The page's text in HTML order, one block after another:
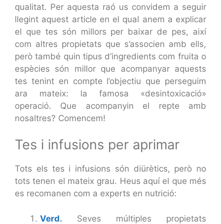
qualitat. Per aquesta raó us convidem a seguir
llegint aquest article en el qual anem a explicar
el que tes són millors per baixar de pes, així
com altres propietats que s’associen amb ells,
però també quin tipus d’ingredients com fruita o
espècies són millor que acompanyar aquests
tes tenint en compte l’objectiu que perseguim
ara mateix: la famosa «desintoxicació»
operació. Que acompanyin el repte amb
nosaltres? Comencem!
Tes i infusions per aprimar
Tots els tes i infusions són diürètics, però no
tots tenen el mateix grau. Heus aquí el que més
es recomanen com a experts en nutrició:
Verd. Seves múltiples propietats